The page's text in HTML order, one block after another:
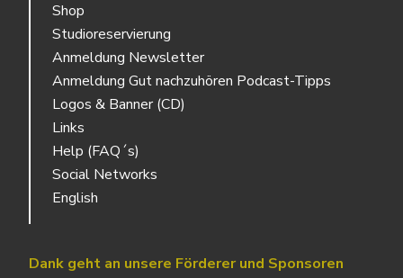
Shop
Studioreservierung
Anmeldung Newsletter
Anmeldung Gut nachzuhören Podcast-Tipps
Logos & Banner (CD)
Links
Help (FAQ´s)
Social Networks
English
Dank geht an unsere Förderer und Sponsoren